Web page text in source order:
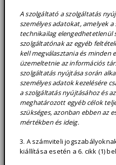
A szolgáltató a szolgáltatás
személyes adatokat, amelyek
technikailag elengedhetetlenül
szolgáltatónak az egyéb
kell megválasztania és minden
üzemeltetnie az információs
szolgáltatás nyújtása során
személyes adatok kezelésére
a szolgáltatás nyújtásához és
meghatározott egyéb célok
szükséges, azonban ebben az
mértékben és ideig.
3. A számviteli
kiállítása esetén a 6. cikk (1)